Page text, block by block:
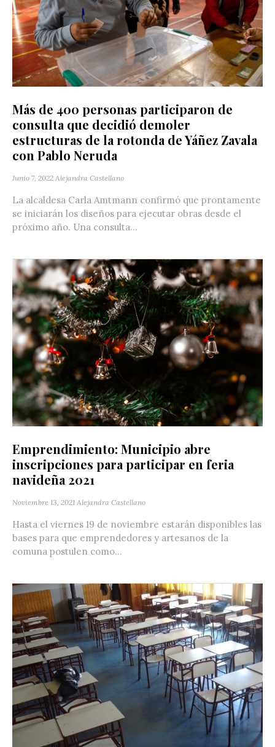
Más de 400 personas participaron de
consulta que decidió demoler
estructuras de la rotonda de Yáñez Zavala
con Pablo Neruda
Junio 7, 2022 Alejandra Castellano
La alcaldesa Carla Amtmann confirmó que prontamente
se iniciarán los diseños para ejecutar obras desde el
próximo año. Una consulta...
Emprendimiento: Municipio abre
inscripciones para participar en feria
navideña 2021
Noviembre 13, 2021 Alejandra Castellano
Hasta el viernes 19 de noviembre estarán disponibles las
bases para que emprendedores y artesanos de la
comuna postulen como...